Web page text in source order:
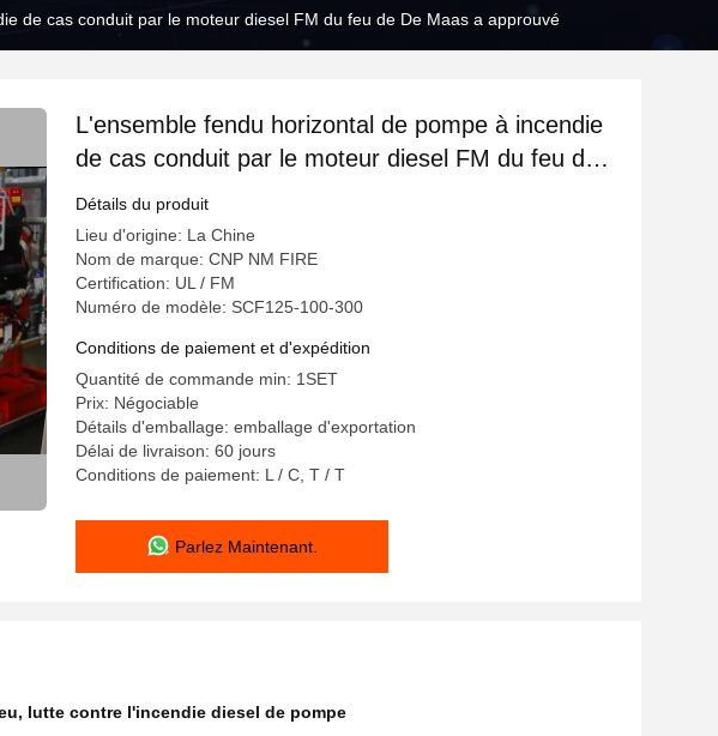
de cas conduit par le moteur diesel FM du feu de De Maas a approuvé
L'ensemble fendu horizontal de pompe à incendie
de cas conduit par le moteur diesel FM du feu de
De Maas a approuvé
Détails du produit
Lieu d'origine: La Chine
Nom de marque: CNP NM FIRE
Certification: UL / FM
Numéro de modèle: SCF125-100-300
Conditions de paiement et d'expédition
Quantité de commande min: 1SET
Prix: Négociable
Détails d'emballage: emballage d'exportation
Délai de livraison: 60 jours
Conditions de paiement: L / C, T / T
Parlez Maintenant.
, lutte contre l'incendie diesel de pompe